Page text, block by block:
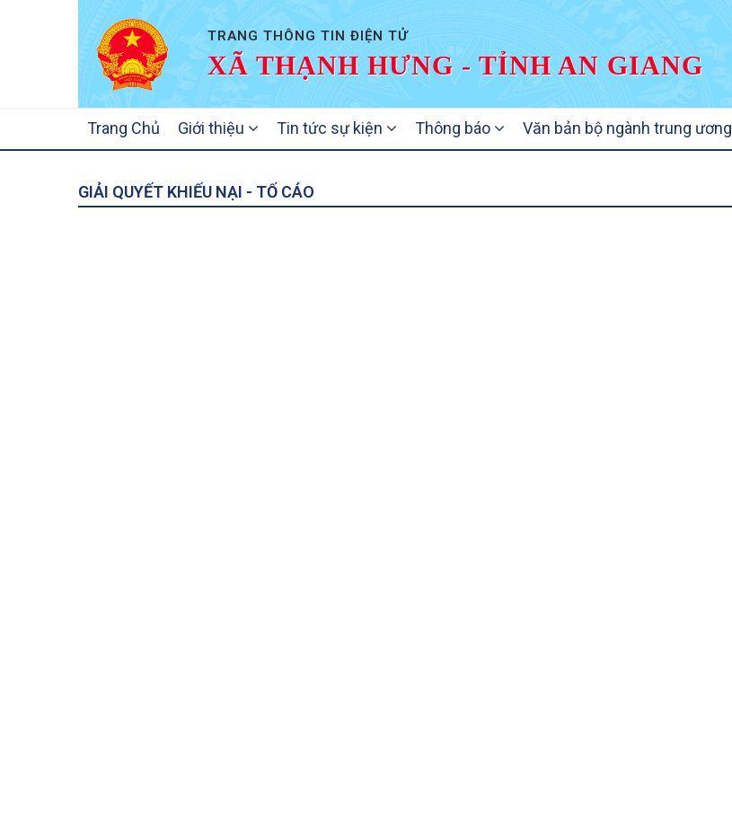
TRANG THÔNG TIN ĐIỆN TỬ
XÃ THẠNH HƯNG - TỈNH AN GIANG
NAVIGATION
Trang Chủ Giới thiệu Tin tức sự kiện Thông báo Văn bản bộ ngành trung ương
GIẢI QUYẾT KHIẾU NẠI - TỐ CÁO